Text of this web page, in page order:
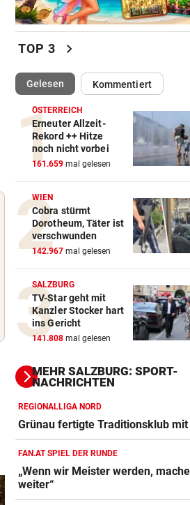
TOP 3 chevron_right
Gelesen(ausgewählt)Kommentiert
ÖSTERREICH
Erneuter Allzeit-
Rekord ++ Hitze
noch nicht vorbei
161.659 mal gelesen
WIEN
Cobra stürmt
Dorotheum, Täter ist
verschwunden
142.967 mal gelesen
SALZBURG
TV-Star geht mit
Kanzler Stocker hart
ins Gericht
141.808 mal gelesen
MEHR SALZBURG: SPORT-
NACHRICHTEN
REGIONALLIGA NORD
Grünau fertigte Traditionsklub mit
FAN.AT SPIEL DER RUNDE
„Wenn wir Meister werden,
weiter“
Action-Cam Vergleich
ZUM VERGLEICH